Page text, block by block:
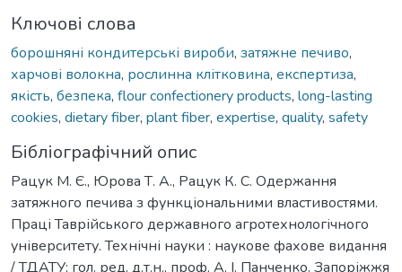
Ключові слова
борошняні кондитерські вироби, затяжне печиво,
харчові волокна, рослинна клітковина, експертиза,
якість, безпека, flour confectionery products, long-lasting
cookies, dietary fiber, plant fiber, expertise, quality, safety
Бібліографічний опис
Рацук М. Є., Юрова Т. А., Рацук К. С. Одержання
затяжного печива з функціональними властивостями.
Праці Таврійського державного агротехнологічного
університету. Технічні науки : наукове фахове видання
/ ТДАТУ; гол. ред. д.т.н., проф. А. І. Панченко. Запоріжжя